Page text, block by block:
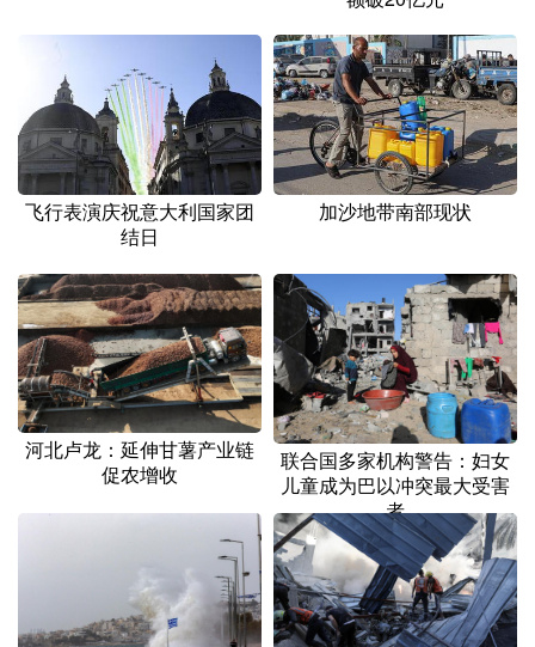
飞行表演庆祝意大利国家团
结日
加沙地带南部现状
河北卢龙：延伸甘薯产业链
促农增收
联合国多家机构警告：妇女
儿童成为巴以冲突最大受害
者